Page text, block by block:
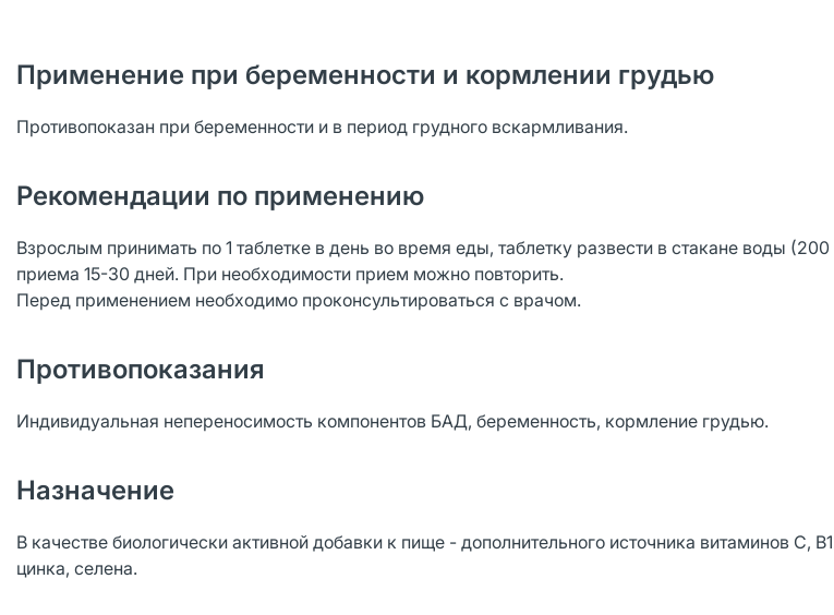
Применение при беременности и кормлении грудью
Противопоказан при беременности и в период грудного вскармливания.
Рекомендации по применению
Взрослым принимать по 1 таблетке в день во время еды, таблетку развести в стакане воды
приема 15-30 дней. При необходимости прием можно повторить.
Перед применением необходимо проконсультироваться с врачом.
Противопоказания
Индивидуальная непереносимость компонентов БАД, беременность, кормление грудью.
Назначение
В качестве биологически активной добавки к пище - дополнительного источника витаминов С,
цинка, селена.